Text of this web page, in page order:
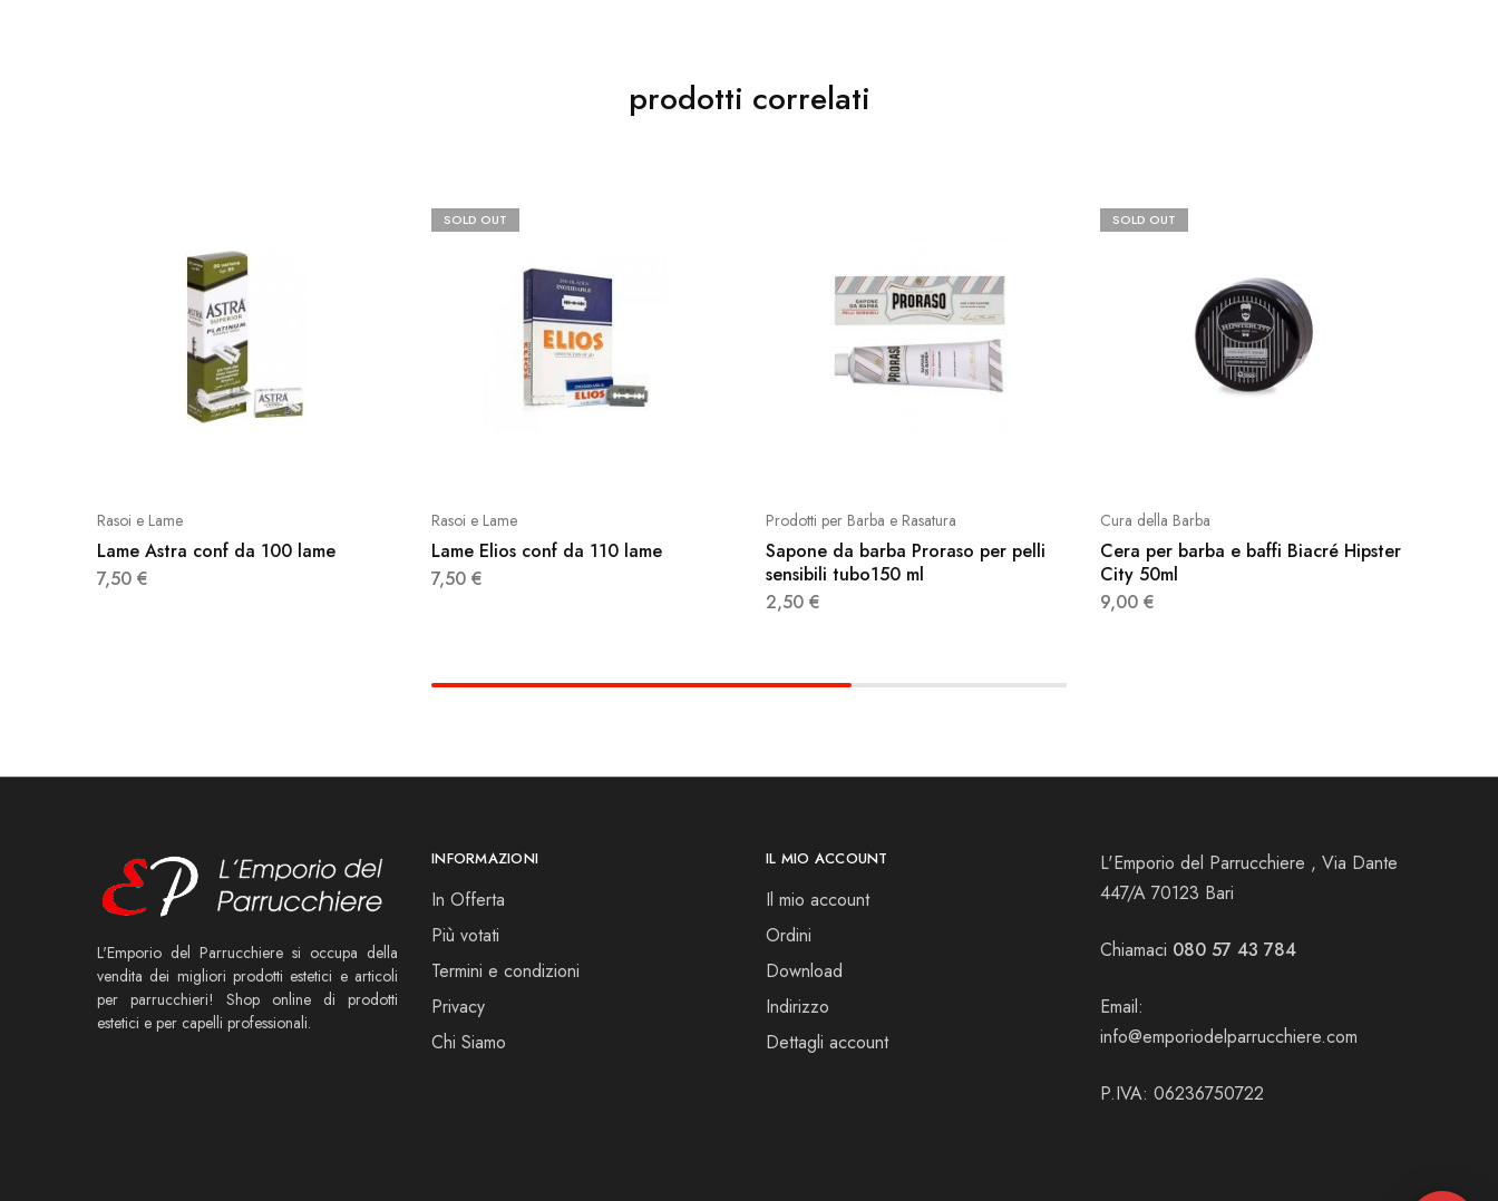
prodotti correlati
Rasoi e Lame
Lame Astra conf da 100 lame
7,50 €
SOLD OUT
Rasoi e Lame
Lame Elios conf da 110 lame
7,50 €
Prodotti per Barba e Rasatura
Sapone da barba Proraso per pelli
sensibili tubo150 ml
2,50 €
SOLD OUT
Cura della Barba
Cera per barba e baffi Biacré Hipster
City 50ml
9,00 €
L'Emporio del Parrucchiere si occupa della
vendita dei migliori prodotti estetici e articoli
per parrucchieri! Shop online di prodotti
estetici e per capelli professionali.
INFORMAZIONI
In Offerta
Più votati
Termini e condizioni
Privacy
Chi Siamo
IL MIO ACCOUNT
Il mio account
Ordini
Download
Indirizzo
Dettagli account
L'Emporio del Parrucchiere , Via Dante
447/A 70123 Bari
Chiamaci 080 57 43 784
Email:
info@emporiodelparrucchiere.com
P.IVA: 06236750722